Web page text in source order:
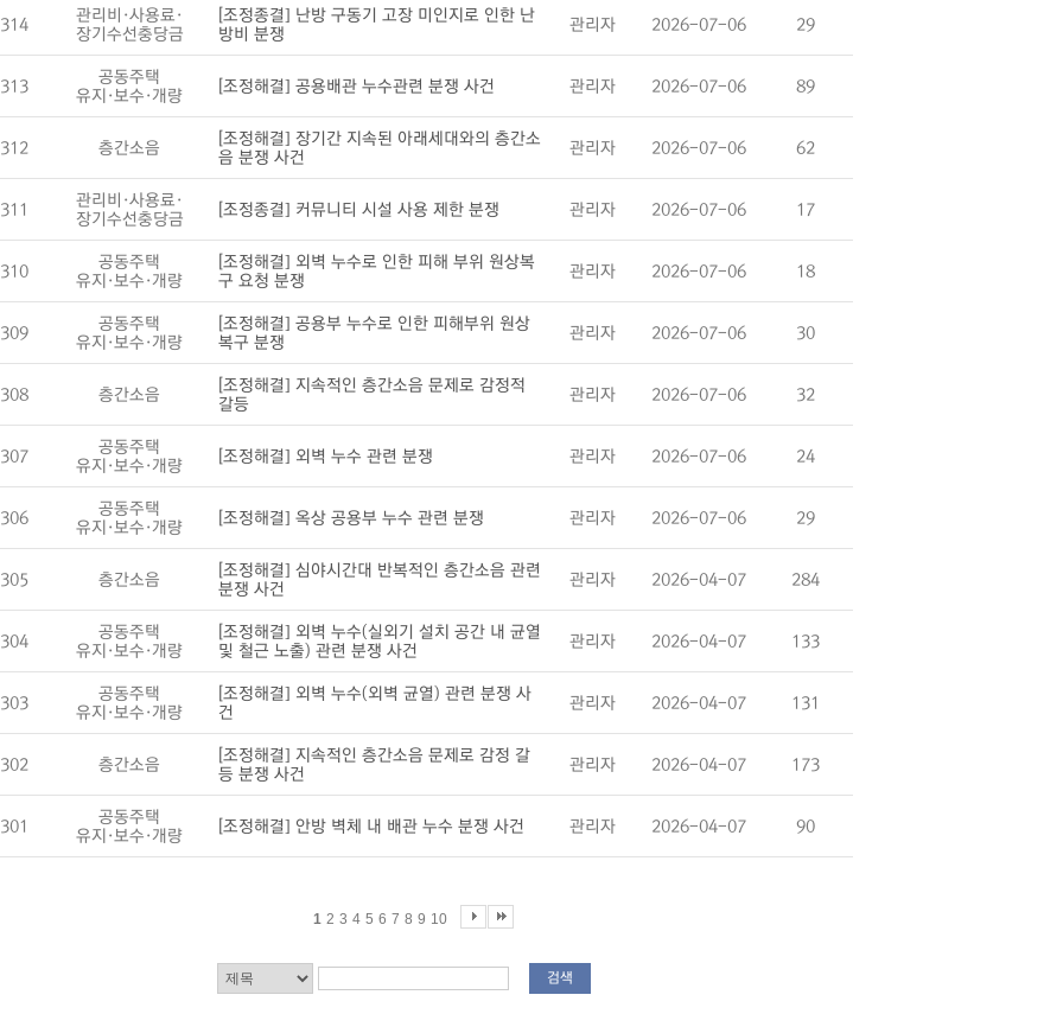
314
관리비·사용료·
장기수선충당금
[조정종결] 난방 구동기 고장 미인지로 인한 난
방비 분쟁
관리자 2026-07-06 29
313
공동주택
유지·보수·개량
[조정해결] 공용배관 누수관련 분쟁 사건 관리자 2026-07-06 89
312 층간소음
[조정해결] 장기간 지속된 아래세대와의 층간소
음 분쟁 사건
관리자 2026-07-06 62
311
관리비·사용료·
장기수선충당금
[조정종결] 커뮤니티 시설 사용 제한 분쟁 관리자 2026-07-06 17
310
공동주택
유지·보수·개량
[조정해결] 외벽 누수로 인한 피해 부위 원상복
구 요청 분쟁
관리자 2026-07-06 18
309
공동주택
유지·보수·개량
[조정해결] 공용부 누수로 인한 피해부위 원상
복구 분쟁
관리자 2026-07-06 30
308 층간소음
[조정해결] 지속적인 층간소음 문제로 감정적
갈등
관리자 2026-07-06 32
307
공동주택
유지·보수·개량
[조정해결] 외벽 누수 관련 분쟁 관리자 2026-07-06 24
306
공동주택
유지·보수·개량
[조정해결] 옥상 공용부 누수 관련 분쟁 관리자 2026-07-06 29
305 층간소음
[조정해결] 심야시간대 반복적인 층간소음 관련
분쟁 사건
관리자 2026-04-07 284
304
공동주택
유지·보수·개량
[조정해결] 외벽 누수(실외기 설치 공간 내 균열
및 철근 노출) 관련 분쟁 사건
관리자 2026-04-07 133
303
공동주택
유지·보수·개량
[조정해결] 외벽 누수(외벽 균열) 관련 분쟁 사
건
관리자 2026-04-07 131
302 층간소음
[조정해결] 지속적인 층간소음 문제로 감정 갈
등 분쟁 사건
관리자 2026-04-07 173
301
공동주택
유지·보수·개량
[조정해결] 안방 벽체 내 배관 누수 분쟁 사건 관리자 2026-04-07 90
1 2 3 4 5 6 7 8 9 10
검색